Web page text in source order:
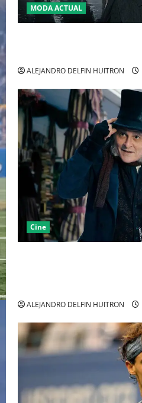
MODA ACTUAL
ALEJANDRO DELFIN HUITRON
Cine
ALEJANDRO DELFIN HUITRON